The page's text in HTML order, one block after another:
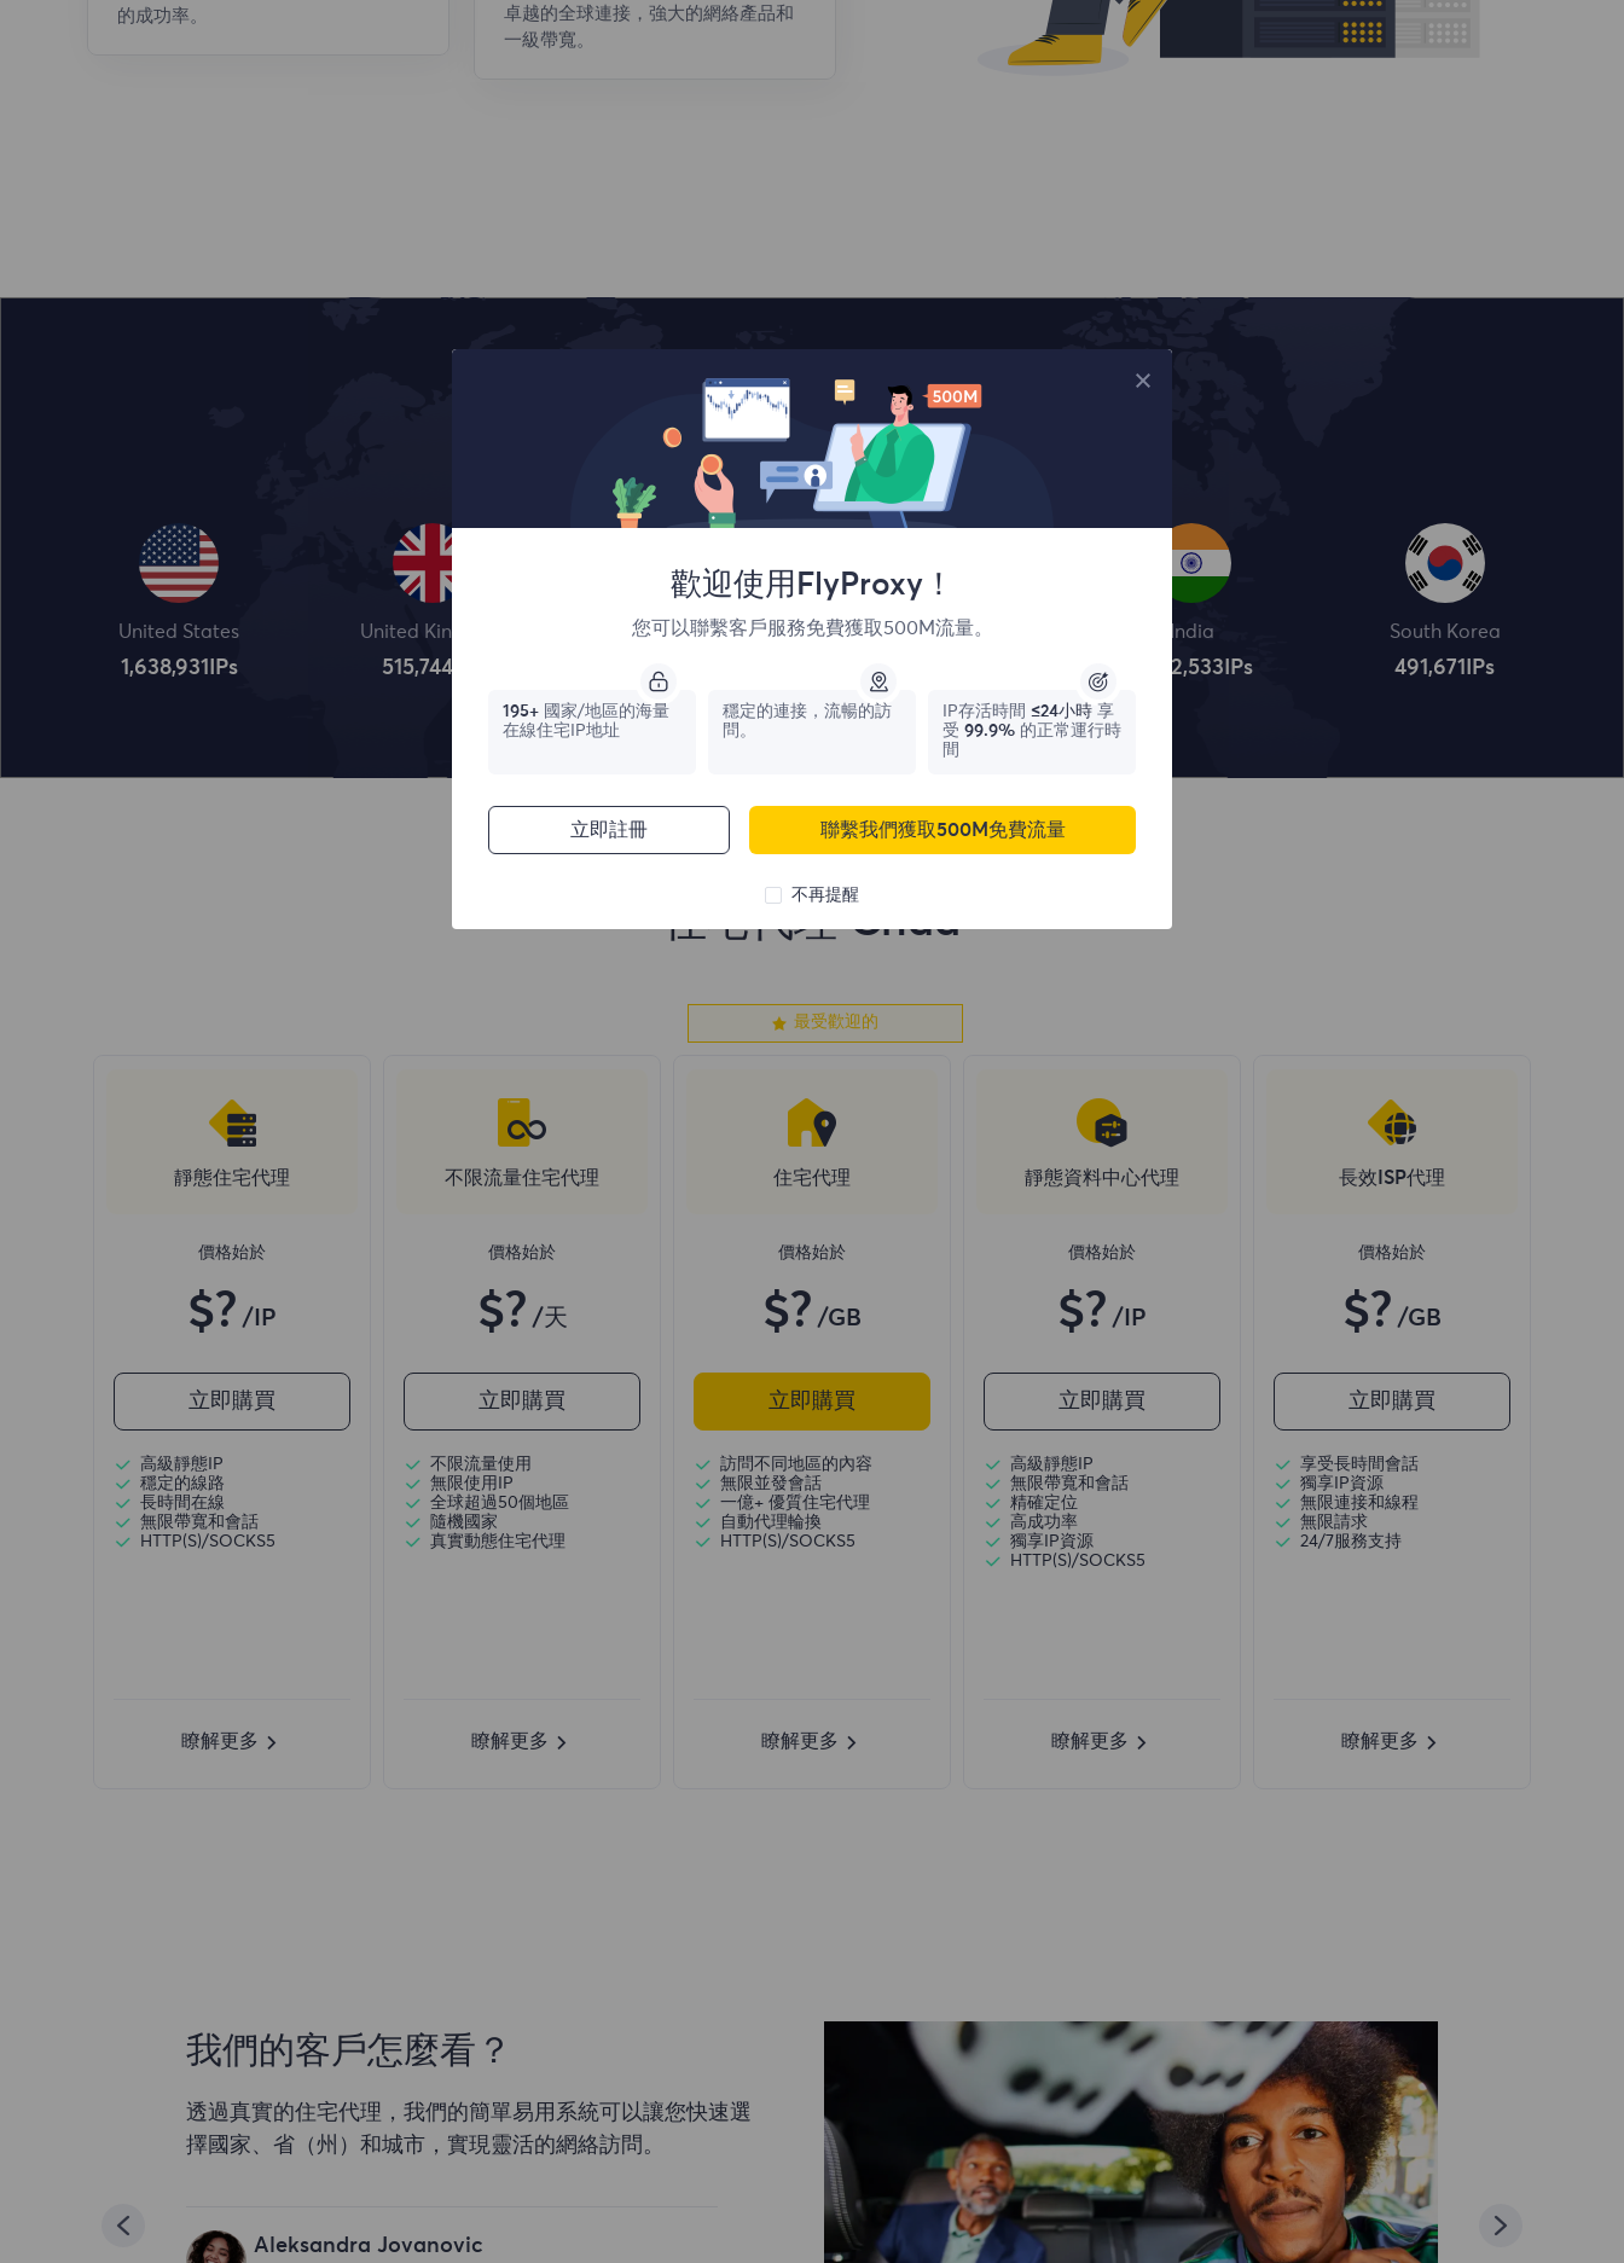
的成功率。
卓越的全球連接，強大的網絡產品和
一級帶寬。
覆蓋全球
United States
1,638,932 IPs
United Kingdom
515,745
France
1,042,773
Canada India
4,322,534 IPs
South Korea
491,672 IPs
住宅代理 Chad
最受歡迎的
靜態住宅代理
價格始於
$? /IP
立即購買
高級靜態IP
穩定的線路
長時間在線
無限帶寬和會話
HTTP(S)/SOCKS5
瞭解更多
不限流量住宅代理
價格始於
$? /天
立即購買
不限流量使用
無限使用IP
全球超過50個地區
隨機國家
真實動態住宅代理
瞭解更多
住宅代理
價格始於
$? /GB
立即購買
訪問不同地區的內容
無限並發會話
一億+ 優質住宅代理
自動代理輪換
HTTP(S)/SOCKS5
瞭解更多
靜態資料中心代理
價格始於
$? /IP
立即購買
高級靜態IP
無限帶寬和會話
精確定位
高成功率
獨享IP資源
HTTP(S)/SOCKS5
瞭解更多
長效ISP代理
價格始於
$? /GB
立即購買
享受長時間會話
獨享IP資源
無限連接和線程
無限請求
24/7服務支持
瞭解更多
我們的客戶怎麼看？
透過真實的住宅代理，我們的簡單易用系統可以讓您快速選
擇國家、省（州）和城市，實現靈活的網絡訪問。
Aleksandra Jovanovic
歡迎使用FlyProxy！
您可以聯繫客戶服務免費獲取500M流量。
195+ 國家/地區的海量
在線住宅IP地址
穩定的連接，流暢的訪
問。
IP存活時間 ≤24小時 享
受 99.9% 的正常運行時
間
立即註冊 聯繫我們獲取500M免費流量
不再提醒